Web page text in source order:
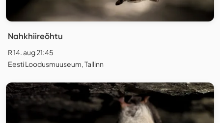
Nahkhiireõhtu
R 14. aug 21:45
Eesti Loodusmuuseum, Tallinn